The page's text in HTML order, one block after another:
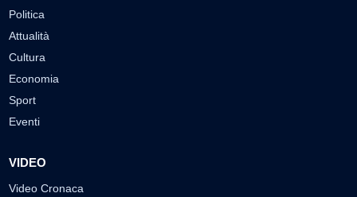
Politica
Attualità
Cultura
Economia
Sport
Eventi
VIDEO
Video Cronaca